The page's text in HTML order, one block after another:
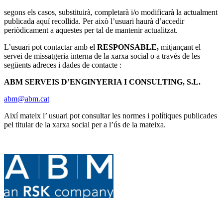
segons els casos, substituirà, completarà i/o modificarà la actualment
publicada aquí recollida. Per això l’usuari haurà d’accedir
periòdicament a aquestes per tal de mantenir actualitzat.
L’usuari pot contactar amb el RESPONSABLE, mitjançant el
servei de missatgeria interna de la xarxa social o a través de les
següents adreces i dades de contacte :
ABM SERVEIS D’ENGINYERIA I CONSULTING, S.L.
abm@abm.cat
Així mateix l’ usuari pot consultar les normes i polítiques publicades
pel titular de la xarxa social per a l’ús de la mateixa.